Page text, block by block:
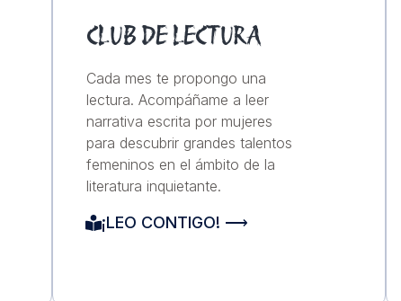
CLUB DE LECTURA
Cada mes te propongo una
lectura. Acompáñame a leer
narrativa escrita por mujeres
para descubrir grandes talentos
femeninos en el ámbito de la
literatura inquietante.
¡LEO CONTIGO! ⟶